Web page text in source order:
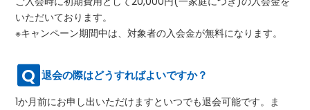
いただいております。
※キャンペーン期間中は、対象者の入会金が無料になります。
退会の際はどうすればよいですか？
1か月前にお申し出いただけますといつでも退会可能です。ま